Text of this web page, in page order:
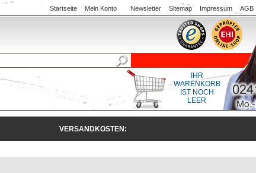
Startseite Mein Konto Newsletter Sitemap Impressum AGB
IHR
WARENKORB
IST NOCH
LEER
VERSANDKOSTEN: